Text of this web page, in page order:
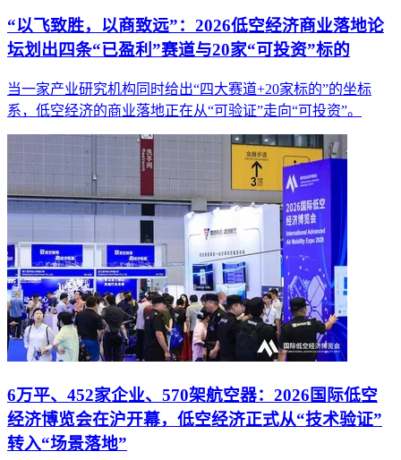
“以飞致胜，以商致远”：2026低空经济商业落地论
坛划出四条“已盈利”赛道与20家“可投资”标的
当一家产业研究机构同时给出“四大赛道+20家标的”的坐标
系，低空经济的商业落地正在从“可验证”走向“可投资”。
6万平、452家企业、570架航空器：2026国际低空
经济博览会在沪开幕，低空经济正式从“技术验证”
转入“场景落地”